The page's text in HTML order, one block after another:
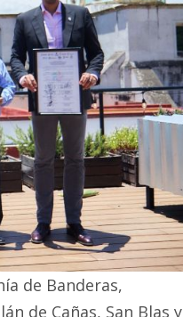
de Banderas,
de Cañas, San Blas y